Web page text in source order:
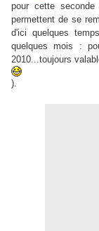
pour cette
permettent de se
d'ici quelques
quelques mois :
2010...toujours
).